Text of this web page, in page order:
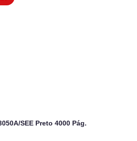
SEE Preto 4000 Pág.